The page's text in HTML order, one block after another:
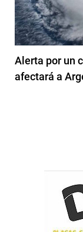
Alerta por un
afectará a